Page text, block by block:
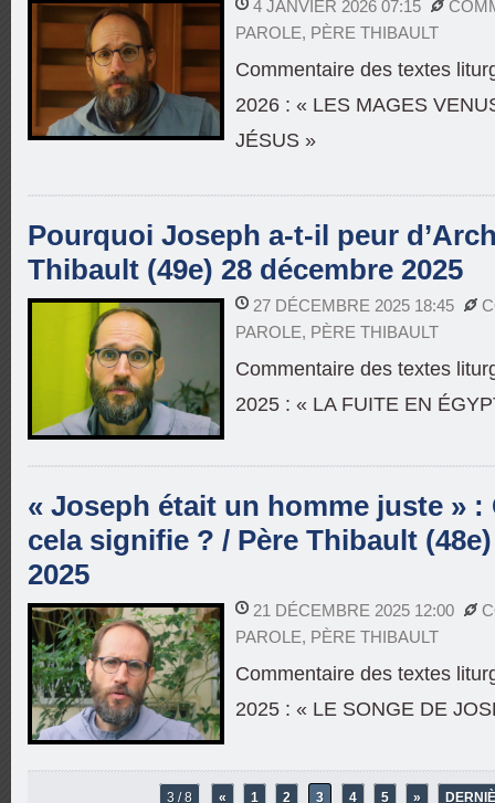
4 JANVIER 2026 07:15
PAROLE, PÈRE THIBAULT
Commentaire des textes
2026 : « LES MAGES
JÉSUS »
Pourquoi Joseph a-t-il peur
Thibault (49e) 28 décembre 2025
27 DÉCEMBRE 2025 18:45
PAROLE, PÈRE THIBAULT
Commentaire des textes
2025 : « LA FUITE EN
« Joseph était un homme juste » :
cela signifie ? / Père Thibault
2025
21 DÉCEMBRE 2025 12:00
PAROLE, PÈRE THIBAULT
Commentaire des textes
2025 : « LE SONGE DE
3 / 8 « 1 2 3 4 5 »